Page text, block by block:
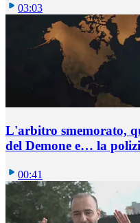
03:03
L'arbitro smemorato,
del Demone e… la
00:41